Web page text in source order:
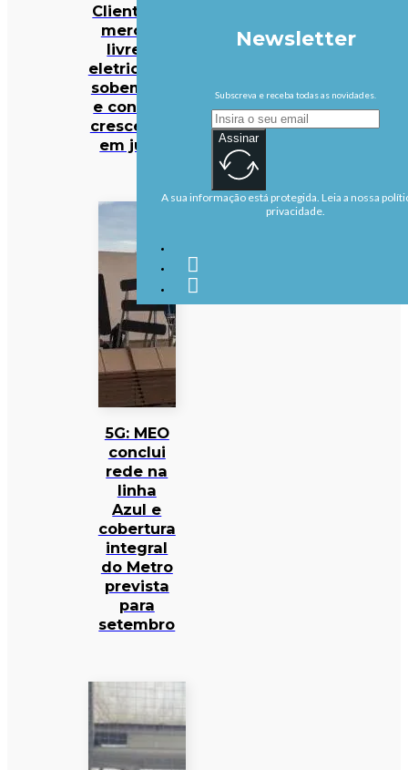
Clientes no
mercado
livre de
eletricidade
sobem 1,9%
e consumo
cresce 3,8%
em junho
5G: MEO
conclui
rede na
linha
Azul e
cobertura
integral
do Metro
prevista
para
setembro
Newsletter
Subscreva e receba todas as novidades.
Assinar
A sua informação está protegida. Leia a nossa
privacidade.